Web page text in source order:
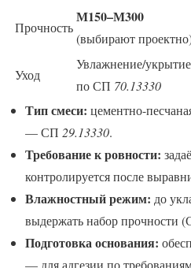
Прочность
М150–М300
(выбирают
Уход
Увлажнение/укрытие
по СП 70.13330
Тип смеси: цементно-
— СП 29.13330.
Требование к ровности:
контролируется после
Влажностный режим: до
выдержать набор прочности
Подготовка основания:
— для адгезии по